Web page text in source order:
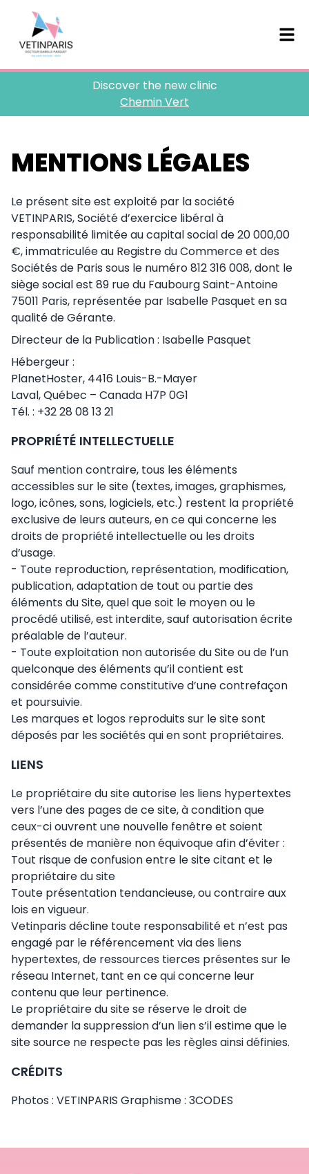
Discover the new clinic
Chemin Vert
MENTIONS LÉGALES
Le présent site est exploité par la société
VETINPARIS, Société d’exercice libéral à
responsabilité limitée au capital social de 20 000,00
€, immatriculée au Registre du Commerce et des
Sociétés de Paris sous le numéro 812 316 008, dont le
siège social est 89 rue du Faubourg Saint-Antoine
75011 Paris, représentée par Isabelle Pasquet en sa
qualité de Gérante.
Directeur de la Publication : Isabelle Pasquet
Hébergeur :
PlanetHoster, 4416 Louis-B.-Mayer
Laval, Québec – Canada H7P 0G1
Tél. : +32 28 08 13 21
PROPRIÉTÉ INTELLECTUELLE
Sauf mention contraire, tous les éléments
accessibles sur le site (textes, images, graphismes,
logo, icônes, sons, logiciels, etc.) restent la propriété
exclusive de leurs auteurs, en ce qui concerne les
droits de propriété intellectuelle ou les droits
d’usage.
- Toute reproduction, représentation, modification,
publication, adaptation de tout ou partie des
éléments du Site, quel que soit le moyen ou le
procédé utilisé, est interdite, sauf autorisation écrite
préalable de l’auteur.
- Toute exploitation non autorisée du Site ou de l’un
quelconque des éléments qu’il contient est
considérée comme constitutive d’une contrefaçon
et poursuivie.
Les marques et logos reproduits sur le site sont
déposés par les sociétés qui en sont propriétaires.
LIENS
Le propriétaire du site autorise les liens hypertextes
vers l’une des pages de ce site, à condition que
ceux-ci ouvrent une nouvelle fenêtre et soient
présentés de manière non équivoque afin d’éviter :
Tout risque de confusion entre le site citant et le
propriétaire du site
Toute présentation tendancieuse, ou contraire aux
lois en vigueur.
Vetinparis décline toute responsabilité et n’est pas
engagé par le référencement via des liens
hypertextes, de ressources tierces présentes sur le
réseau Internet, tant en ce qui concerne leur
contenu que leur pertinence.
Le propriétaire du site se réserve le droit de
demander la suppression d’un lien s’il estime que le
site source ne respecte pas les règles ainsi définies.
CRÉDITS
Photos : VETINPARIS Graphisme : 3CODES